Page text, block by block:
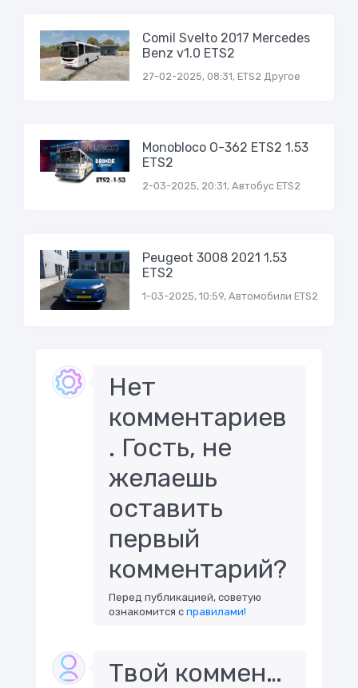
Comil Svelto 2017 Mercedes
Benz v1.0 ETS2
27-02-2025, 08:31, ETS2 Другое
Monobloco O-362 ETS2 1.53
ETS2
2-03-2025, 20:31, Автобус ETS2
Peugeot 3008 2021 1.53
ETS2
1-03-2025, 10:59, Автомобили ETS2
Нет
комментариев
. Гость, не
желаешь
оставить
первый
комментарий?
Перед публикацией, советую
ознакомится справилами!
Твой комментарий..